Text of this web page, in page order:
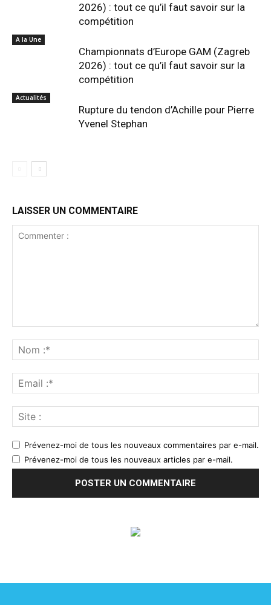
2026) : tout ce qu’il faut savoir sur la
compétition
A la Une
Championnats d’Europe GAM (Zagreb
2026) : tout ce qu’il faut savoir sur la
compétition
Actualités
Rupture du tendon d’Achille pour Pierre
Yvenel Stephan
LAISSER UN COMMENTAIRE
Prévenez-moi de tous les nouveaux commentaires par e-mail.
Prévenez-moi de tous les nouveaux articles par e-mail.